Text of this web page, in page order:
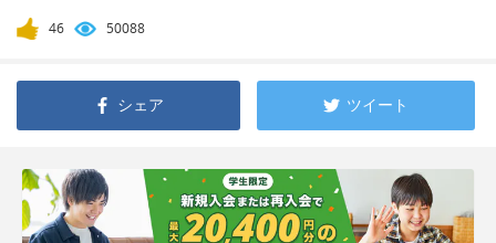
46 50088
シェア ツイート